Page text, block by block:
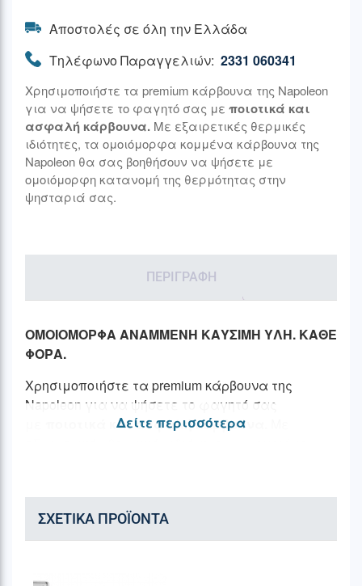
Αποστολές σε όλη την Ελλάδα
Τηλέφωνο Παραγγελιών: 2331 060341
Χρησιμοποιήστε τα premium κάρβουνα της Napoleon
για να ψήσετε το φαγητό σας με ποιοτικά και
ασφαλή κάρβουνα. Με εξαιρετικές θερμικές
ιδιότητες, τα ομοιόμορφα κομμένα κάρβουνα της
Napoleon θα σας βοηθήσουν να ψήσετε με
ομοιόμορφη κατανομή της θερμότητας στην
ψησταριά σας.
ΠΕΡΙΓΡΑΦΉ
ΟΜΟΙΟΜΟΡΦΑ ΑΝΑΜΜΕΝΗ ΚΑΥΣΙΜΗ ΥΛΗ. ΚΑΘΕ
ΦΟΡΑ.
Χρησιμοποιήστε τα premium κάρβουνα της
Napoleon για να ψήσετε το φαγητό σας
ποιοτικά και ασφαλή κάρβουνα.
της θερμότητας στην ψησταριά σας.
Δείτε περισσότερα
ΣΧΕΤΙΚΆ ΠΡΟΪΌΝΤΑ